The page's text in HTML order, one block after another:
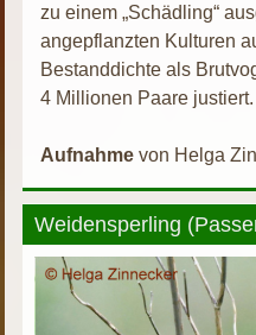
zu einem „Schädling“
angepflanzten Kulturen
Bestanddichte als
4 Millionen Paare justiert.
Aufnahmevon Helga
Weidensperling